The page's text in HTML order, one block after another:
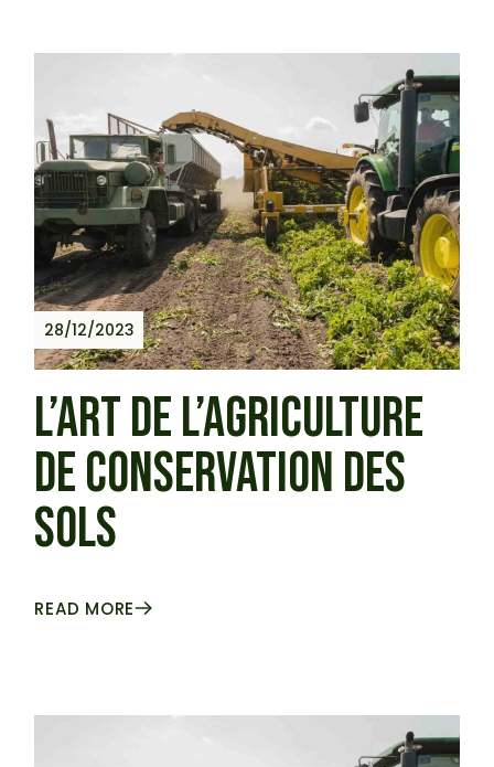
28/12/2023
L’ART DE L’AGRICULTURE
DE CONSERVATION DES
SOLS
READ MORE